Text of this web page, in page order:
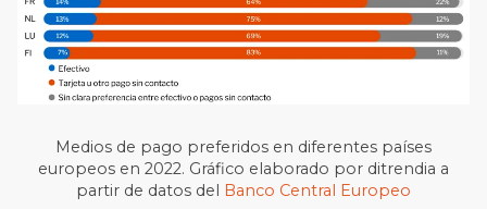
Medios de pago preferidos en diferentes países
europeos en 2022. Gráfico elaborado por ditrendia a
partir de datos del Banco Central Europeo